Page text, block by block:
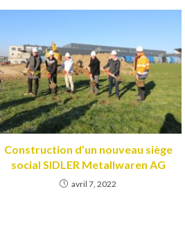
Construction d’un nouveau siège
social SIDLER Metallwaren AG
avril 7, 2022